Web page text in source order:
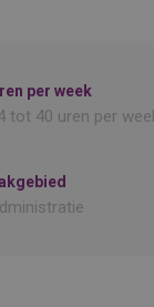
per week
tot 40 uren per